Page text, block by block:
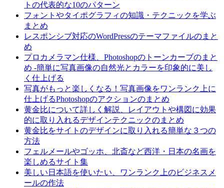
トの代表的な10のパターン
フォントやタイポグラフィの知識・テクニックを学ぶ
まとめ
レスポンシブ対応のWordPressのテーマファイルのまと
め
プロカメラマン仕様、Photoshopのトーンカーブのまと
め -簡単に写真画像の自然光とカラーを印象的に美し
く仕上げる
写真がもっと楽しくなる！写真画像をワンランク上に
仕上げるPhotoshopのアクションのまとめ
黄金比について詳しく解説、レイアウトや構図に効果
的に取り入れるデザインテクニックのまとめ
黄金比をサイトのデザインに取り入れる簡単な３つの
方法
フェルメールやゴッホ、北斎など西洋・日本の名画を
楽しめるサイト集
美しい日本語を使いたい、ワンランク上のビジネスメ
ールの作法